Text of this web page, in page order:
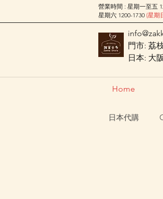
營業時間 : 星期一至五
星期六 1200-1730 (星期
門市: 荔
日本: 大
Home
日本代購